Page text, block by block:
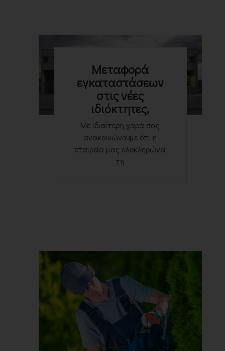
Μεταφορά
εγκαταστάσεων
στις νέες
ιδιόκτητες,
Με ιδιαίτερη χαρά σας
ανακοινώνουμε ότι η
εταιρεία μας ολοκληρώνει
τη